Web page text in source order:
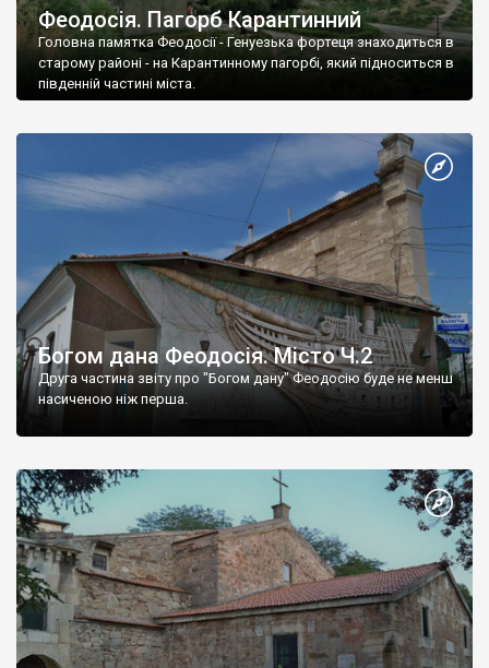
Феодосія. Пагорб Карантинний
Головна памятка Феодосії - Генуезька фортеця знаходиться в
старому районі - на Карантинному пагорбі, який підноситься в
південній частині міста.
Богом дана Феодосія. Місто Ч.2
Друга частина звіту про "Богом дану" Феодосію буде не менш
насиченою ніж перша.